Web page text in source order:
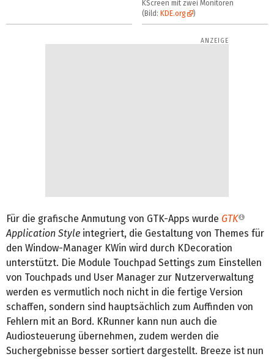
KScreen mit zwei Monitoren
(Bild: KDE.org )
Für die grafische Anmutung von GTK-Apps wurde GTK
Application Style integriert, die Gestaltung von Themes für
den Window-Manager KWin wird durch KDecoration
unterstützt. Die Module Touchpad Settings zum Einstellen
von Touchpads und User Manager zur Nutzerverwaltung
werden es vermutlich noch nicht in die fertige Version
schaffen, sondern sind hauptsächlich zum Auffinden von
Fehlern mit an Bord. KRunner kann nun auch die
Audiosteuerung übernehmen, zudem werden die
Suchergebnisse besser sortiert dargestellt. Breeze ist nun